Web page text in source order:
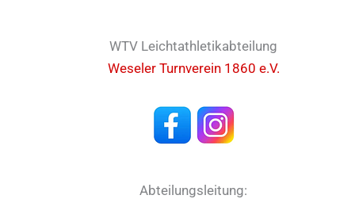
WTV Leichtathletikabteilung
Weseler Turnverein 1860 e.V.
Abteilungsleitung: